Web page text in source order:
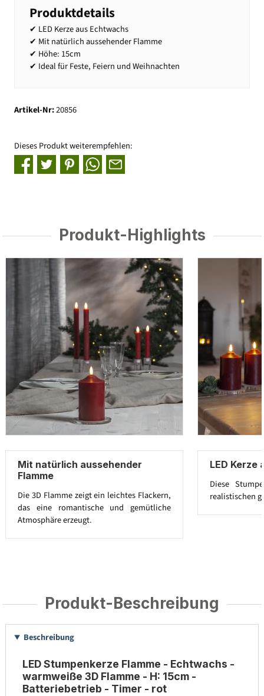
Produktdetails
✔ LED Kerze aus Echtwachs
✔ Mit natürlich aussehender Flamme
✔ Höhe: 15cm
✔ Ideal für Feste, Feiern und Weihnachten
Artikel-Nr:20856
Dieses Produkt weiterempfehlen:
Produkt-Highlights
Mit natürlich aussehender
Flamme
Die 3D Flamme zeigt ein leichtes Flackern,
das eine romantische und gemütliche
Atmosphäre erzeugt.
LED Kerze
Diese
realistischen
Produkt-Beschreibung
Beschreibung
LED Stumpenkerze Flamme - Echtwachs -
warmweiße 3D Flamme - H: 15cm -
Batteriebetrieb - Timer - rot